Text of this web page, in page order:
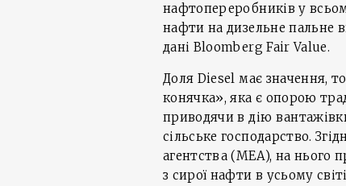
нафтопереробників у
нафти на дизельне пальне
дані Bloomberg Fair Value.
Доля Diesel має значення,
конячка», яка є опорою
приводячи в дію
сільське господарство.
агентства (МЕА), на нього
з сирої нафти в усьому